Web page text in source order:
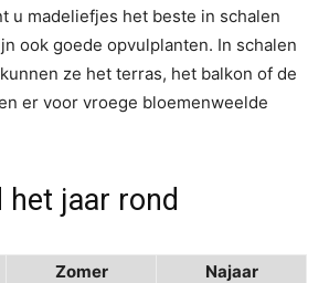
u madeliefjes het beste in schalen
ook goede opvulplanten. In schalen
ze het terras, het balkon of de
er voor vroege bloemenweelde
het jaar rond
Zomer
Najaar